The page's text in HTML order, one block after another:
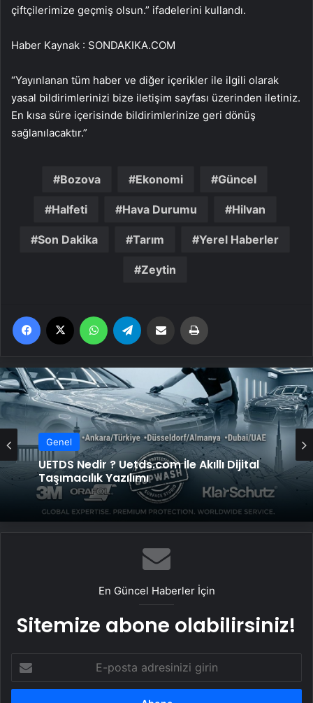
çiftçilerimize geçmiş olsun.” ifadelerini kullandı.
Haber Kaynak : SONDAKIKA.COM
“Yayınlanan tüm haber ve diğer içerikler ile ilgili olarak
yasal bildirimlerinizi bize iletişim sayfası üzerinden iletiniz.
En kısa süre içerisinde bildirimlerinize geri dönüş
sağlanılacaktır.”
Bozova Ekonomi Güncel
Halfeti Hava Durumu Hilvan
Son Dakika Tarım Yerel Haberler
Zeytin
Facebook WhatsApp Email'den paylaş
Genel
UETDS Nedir ? Uetds.com İle Akıllı Dijital
Taşımacılık Yazılımı
En Güncel Haberler İçin
Sitemize abone olabilirsiniz!
posta
adresinizi